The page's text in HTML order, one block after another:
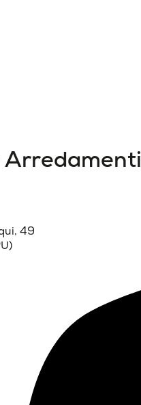
Arredamenti
49